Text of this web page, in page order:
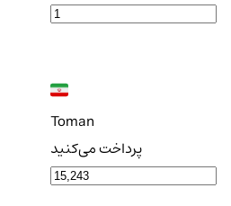
Toman
پرداخت می‌کنید